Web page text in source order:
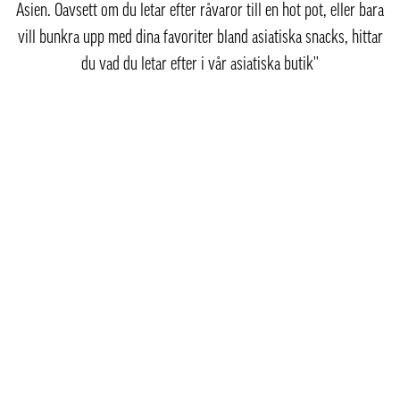
Asien. Oavsett om du letar efter råvaror till en hot pot, eller bara
vill bunkra upp med dina favoriter bland asiatiska snacks, hittar
du vad du letar efter i vår asiatiska butik''